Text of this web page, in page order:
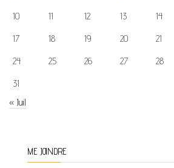
10
11 12 13 14
17
18 19 20 21
24
25 26 27 28
31
« Juil
ME JOINDRE